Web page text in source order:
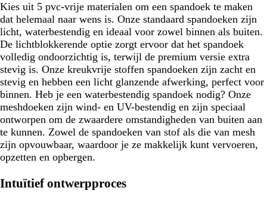
Kies uit 5 pvc-vrije materialen om een spandoek te maken
dat helemaal naar wens is. Onze standaard spandoeken zijn
licht, waterbestendig en ideaal voor zowel binnen als buiten.
De lichtblokkerende optie zorgt ervoor dat het spandoek
volledig ondoorzichtig is, terwijl de premium versie extra
stevig is. Onze kreukvrije stoffen spandoeken zijn zacht en
stevig en hebben een licht glanzende afwerking, perfect voor
binnen. Heb je een waterbestendig spandoek nodig? Onze
meshdoeken zijn wind- en UV-bestendig en zijn speciaal
ontworpen om de zwaardere omstandigheden van buiten aan
te kunnen. Zowel de spandoeken van stof als die van mesh
zijn opvouwbaar, waardoor je ze makkelijk kunt vervoeren,
opzetten en opbergen.
Intuïtief ontwerpproces